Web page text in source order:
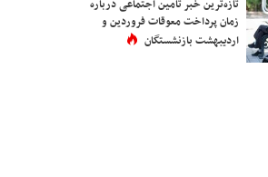
تازه‌ترین خبر تامین اجتماعی درباره
زمان پرداخت معوقات فروردین و
اردیبهشت بازنشستگان